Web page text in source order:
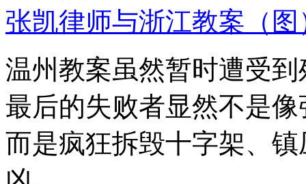
张凯律师与浙江教案（图
温州教案虽然暂时遭受
最后的失败者显然不是
而是疯狂拆毁十字架、